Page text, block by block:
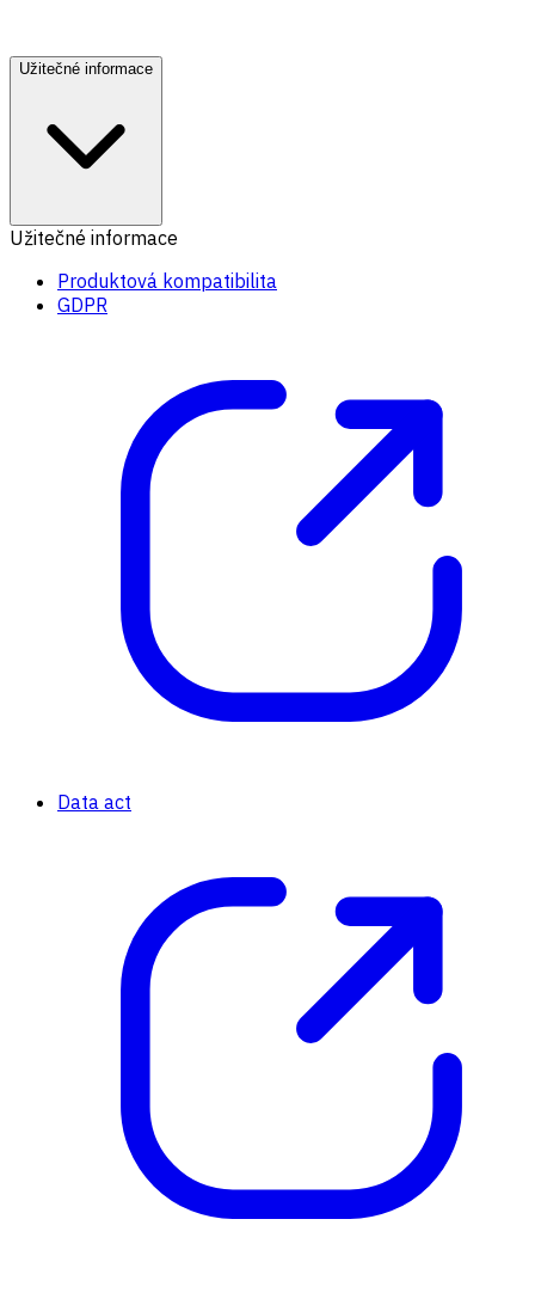
Užitečné informace
Užitečné informace
Produktová kompatibilita
GDPR
Data act